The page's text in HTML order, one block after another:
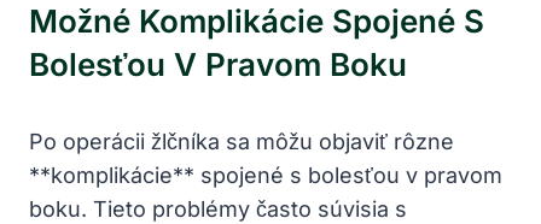
Možné Komplikácie Spojené S
Bolesťou V Pravom Boku
Po operácii žlčníka sa môžu objaviť rôzne
**komplikácie** spojené s bolesťou v pravom
boku. Tieto problémy často súvisia s